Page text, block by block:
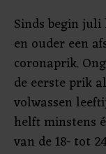
Sinds begin
en ouder een
coronaprik.
de eerste prik
volwassen
helft minstens
van de 18- tot